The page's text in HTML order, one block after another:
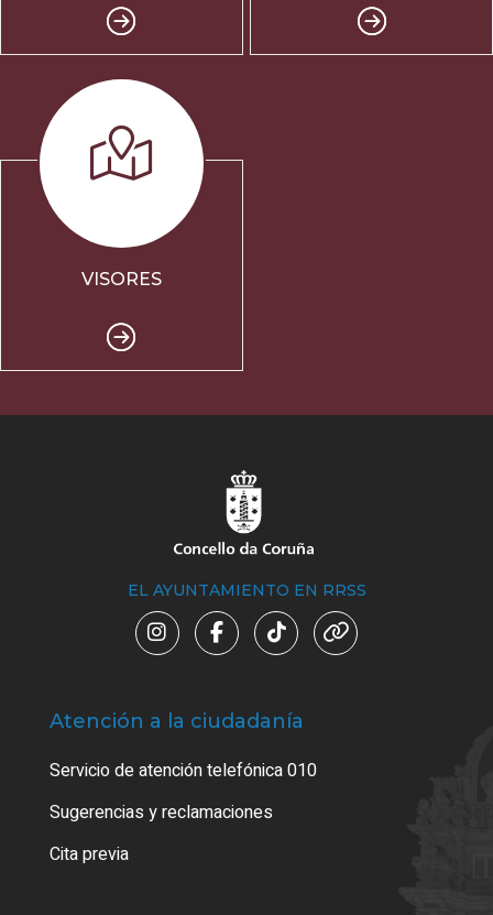
VISORES
EL AYUNTAMIENTO EN RRSS
Atención a la ciudadanía
Servicio de atención telefónica 010
Sugerencias y reclamaciones
Cita previa